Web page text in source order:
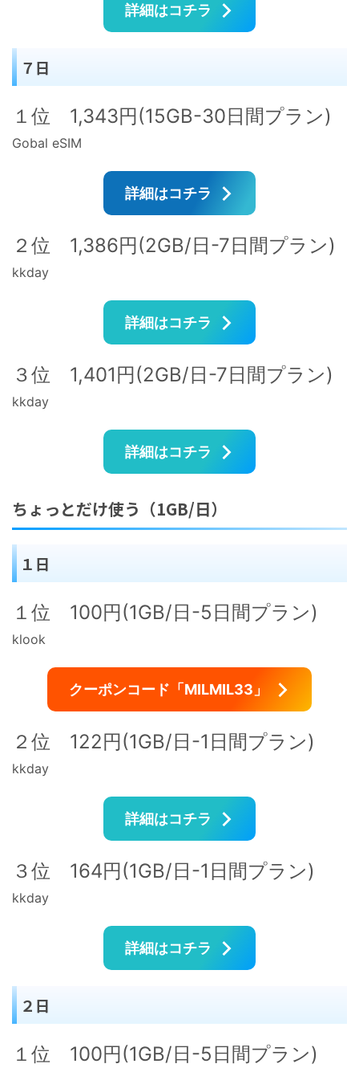
詳細はコチラ
７日
１位 1,343円(15GB-30日間プラン)
Gobal eSIM
詳細はコチラ
２位 1,386円(2GB/日-7日間プラン)
kkday
詳細はコチラ
３位 1,401円(2GB/日-7日間プラン)
kkday
詳細はコチラ
ちょっとだけ使う（1GB/日）
１日
１位 100円(1GB/日-5日間プラン)
klook
クーポンコード「MILMIL33」
２位 122円(1GB/日-1日間プラン)
kkday
詳細はコチラ
３位 164円(1GB/日-1日間プラン)
kkday
詳細はコチラ
２日
１位 100円(1GB/日-5日間プラン)